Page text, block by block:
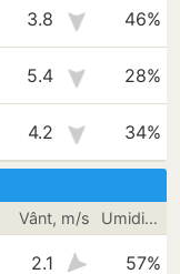
3.8 46%
5.4 28%
4.2 34%
Vânt, m/s Umiditate
2.1 57%